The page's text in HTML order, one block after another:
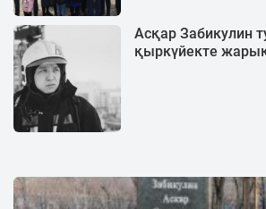
Асқар Забикулин
қыркүйекте